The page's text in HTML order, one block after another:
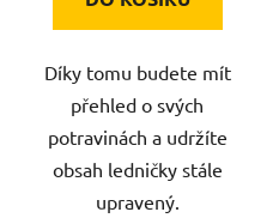
Díky tomu budete mít
přehled o svých
potravinách a udržíte
obsah ledničky stále
upravený.